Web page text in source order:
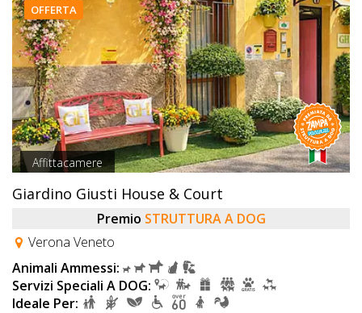
OFFERTA
Affittacamere
Giardino Giusti House & Court
Premio STRUTTURA A DOG
Verona Veneto
Animali Ammessi:
Servizi Speciali A DOG:
Ideale Per: